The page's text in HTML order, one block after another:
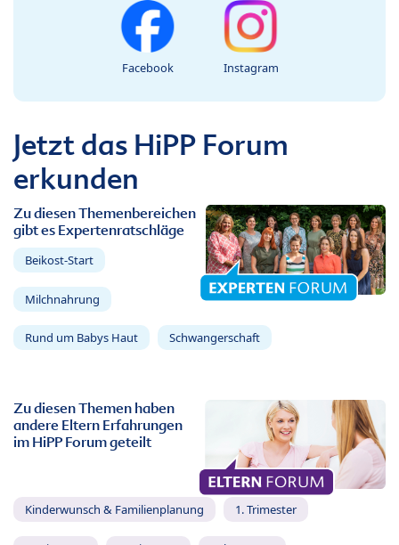
Facebook Instagram
Jetzt das HiPP Forum
erkunden
Zu diesen Themenbereichen
gibt es Expertenratschläge
Beikost-Start
Milchnahrung
Rund um Babys Haut Schwangerschaft
Zu diesen Themen haben
andere Eltern Erfahrungen
im HiPP Forum geteilt
Kinderwunsch & Familienplanung 1. Trimester